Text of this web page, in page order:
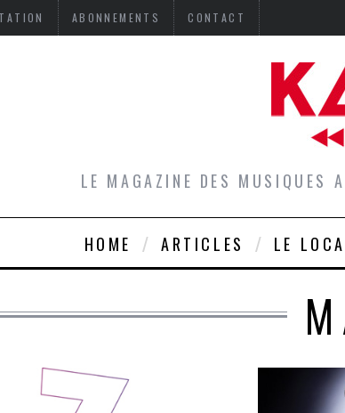
ABONNEMENTS CONTACT
LE MAGAZINE DES MUSIQUES
HOME ARTICLES LE